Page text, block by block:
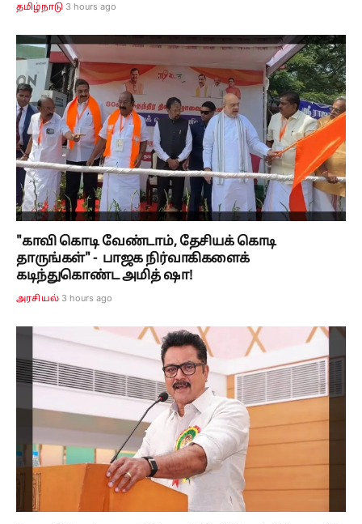
தமிழ்நாடு 3 hours ago
"காவி கொடி வேண்டாம், தேசியக் கொடி
தாருங்கள்" - பாஜக நிர்வாகிகளைக்
கடிந்துகொண்ட அமித் ஷா!
அரசியல் 3 hours ago